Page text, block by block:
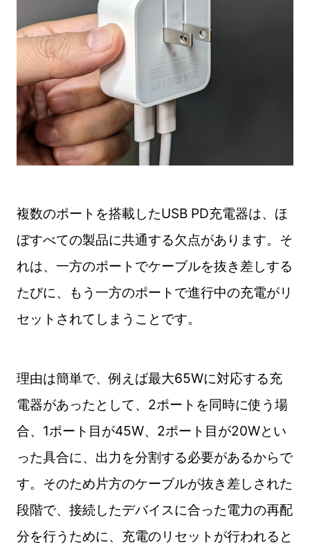
複数のポートを搭載したUSB PD充電器は、ほ
ぼすべての製品に共通する欠点があります。そ
れは、一方のポートでケーブルを抜き差しする
たびに、もう一方のポートで進行中の充電がリ
セットされてしまうことです。
理由は簡単で、例えば最大65Wに対応する充
電器があったとして、2ポートを同時に使う場
合、1ポート目が45W、2ポート目が20Wとい
った具合に、出力を分割する必要があるからで
す。そのため片方のケーブルが抜き差しされた
段階で、接続したデバイスに合った電力の再配
分を行うために、充電のリセットが行われると